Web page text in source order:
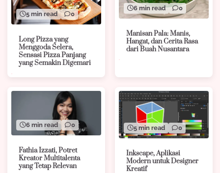
5 min read 0
Long Pizza yang
Menggoda Selera,
Sensasi Pizza Panjang
yang Semakin Digemari
6 min read 0
Manisan Pala: Manis,
Hangat, dan Cerita Rasa
dari Buah Nusantara
6 min read 0
Fathia Izzati, Potret
Kreator Multitalenta
yang Tetap Relevan
5 min read 0
Inkscape, Aplikasi
Modern untuk Designer
Kreatif